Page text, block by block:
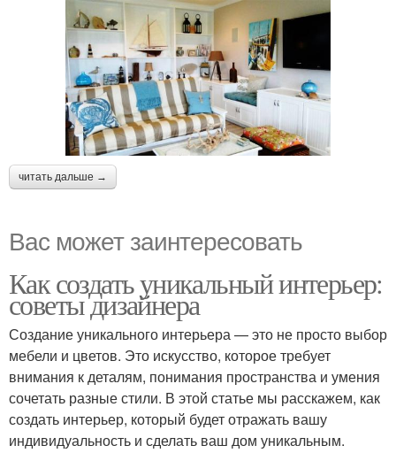
читать дальше →
Вас может заинтересовать
Как создать уникальный интерьер:
советы дизайнера
Создание уникального интерьера — это не просто выбор
мебели и цветов. Это искусство, которое требует
внимания к деталям, понимания пространства и умения
сочетать разные стили. В этой статье мы расскажем, как
создать интерьер, который будет отражать вашу
индивидуальность и сделать ваш дом уникальным.